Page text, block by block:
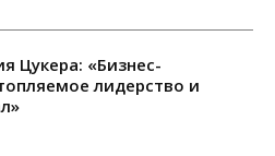
Цукера: «Бизнес-
лидерство и